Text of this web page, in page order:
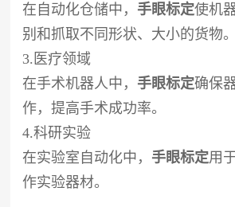
在自动化仓储中， 手眼标定使机
别和抓取不同形状、大小的货物。
3.医疗领域
在手术机器人中， 手眼标定确保
作，提高手术成功率。
4.科研实验
在实验室自动化中， 手眼标定用
作实验器材。